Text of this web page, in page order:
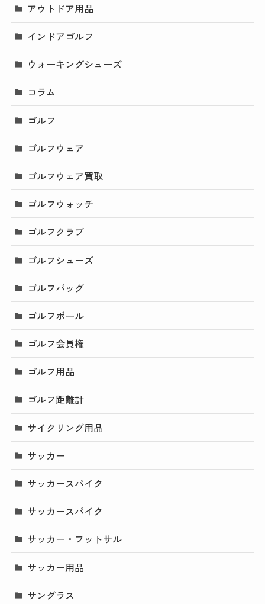
アウトドア用品
インドアゴルフ
ウォーキングシューズ
コラム
ゴルフ
ゴルフウェア
ゴルフウェア買取
ゴルフウォッチ
ゴルフクラブ
ゴルフシューズ
ゴルフバッグ
ゴルフボール
ゴルフ会員権
ゴルフ用品
ゴルフ距離計
サイクリング用品
サッカー
サッカースパイク
サッカースパイク
サッカー・フットサル
サッカー用品
サングラス